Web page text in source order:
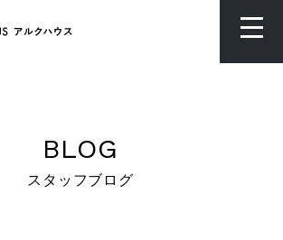
BLOG
スタッフブログ